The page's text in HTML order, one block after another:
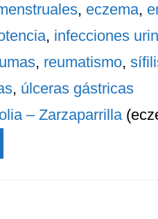
, eczema,
, infecciones
, reumatismo,
, úlceras gástricas
– Zarzaparrilla